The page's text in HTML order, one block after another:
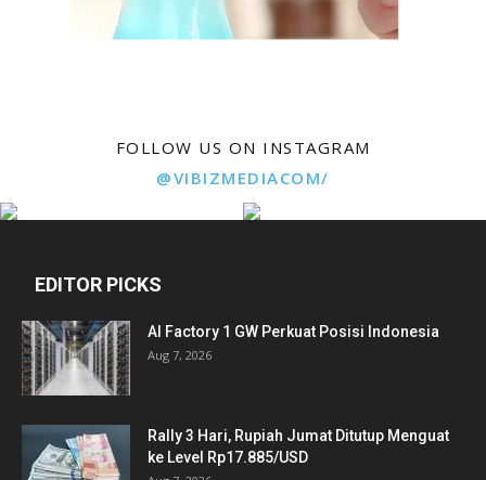
FOLLOW US ON INSTAGRAM
@VIBIZMEDIACOM/
EDITOR PICKS
AI Factory 1 GW Perkuat Posisi Indonesia
Aug 7, 2026
Rally 3 Hari, Rupiah Jumat Ditutup Menguat
ke Level Rp17.885/USD